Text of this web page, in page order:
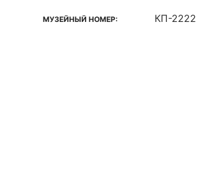
МУЗЕЙНЫЙ НОМЕР: КП-2222